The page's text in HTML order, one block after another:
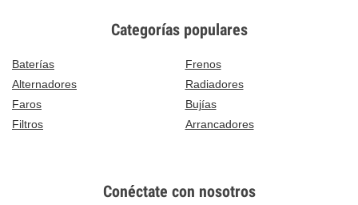
Categorías populares
Baterías
Frenos
Alternadores
Radiadores
Faros
Bujías
Filtros
Arrancadores
Conéctate con nosotros